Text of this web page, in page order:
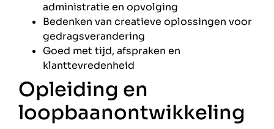
administratie en opvolging
Bedenken van creatieve oplossingen voor
gedragsverandering
Goed met tijd, afspraken en
klanttevredenheid
Opleiding en
loopbaanontwikkeling